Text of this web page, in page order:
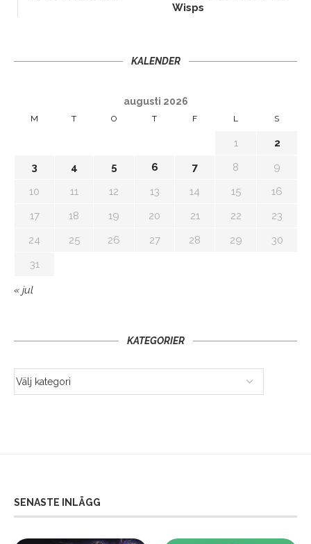
Wisps
KALENDER
augusti 2026
M T O T F L S
1
2
3
4 5 6 7 8
9
10
11 12 13 14 15
16
17
18 19 20 21 22
23
24
25 26 27 28 29
30
31
« jul
KATEGORIER
SENASTE INLÄGG